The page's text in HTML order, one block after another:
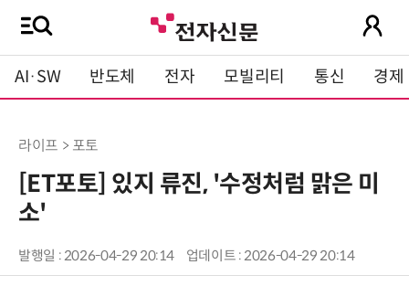
AI·SW 반도체 전자 모빌리티 통신 경제
라이프 > 포토
[ET포토] 있지 류진, '수정처럼 맑은 미
소'
발행일 : 2026-04-29 20:14 업데이트 : 2026-04-29 20:14